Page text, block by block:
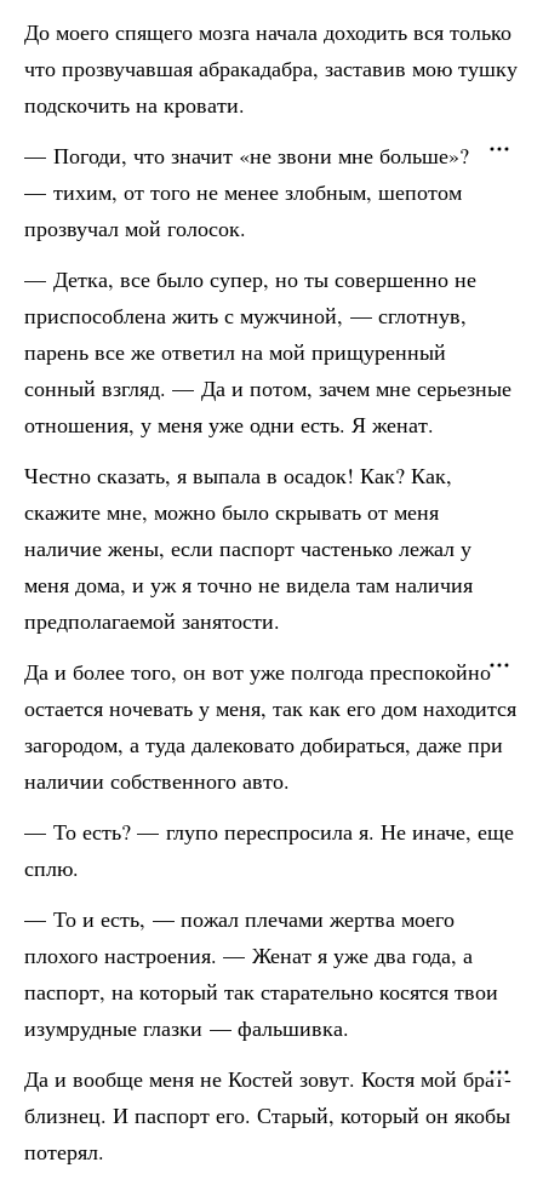
До моего спящего мозга начала доходить вся только
что прозвучавшая абракадабра, заставив мою тушку
подскочить на кровати.
— Погоди, что значит «не звони мне больше»?
— тихим, от того не менее злобным, шепотом
прозвучал мой голосок.
— Детка, все было супер, но ты совершенно не
приспособлена жить с мужчиной, — сглотнув,
парень все же ответил на мой прищуренный
сонный взгляд. — Да и потом, зачем мне серьезные
отношения, у меня уже одни есть. Я женат.
Честно сказать, я выпала в осадок! Как? Как,
скажите мне, можно было скрывать от меня
наличие жены, если паспорт частенько лежал у
меня дома, и уж я точно не видела там наличия
предполагаемой занятости.
Да и более того, он вот уже полгода преспокойно
остается ночевать у меня, так как его дом находится
загородом, а туда далековато добираться, даже при
наличии собственного авто.
— То есть? — глупо переспросила я. Не иначе, еще
сплю.
— То и есть, — пожал плечами жертва моего
плохого настроения. — Женат я уже два года, а
паспорт, на который так старательно косятся твои
изумрудные глазки — фальшивка.
Да и вообще меня не Костей зовут. Костя мой брат-
близнец. И паспорт его. Старый, который он якобы
потерял.